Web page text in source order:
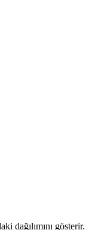
dağılımını gösterir.